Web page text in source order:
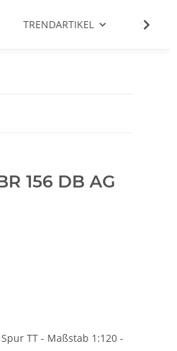
TRENDARTIKEL SALE %
156 DB AG
TT - Maßstab 1:120 -